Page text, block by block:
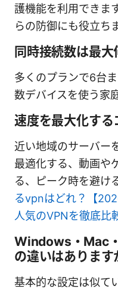
護機能を利用できま
らの防御にも役立ち
同時接続数は最大
多くのプランで6台
数デバイスを使う家
速度を最大化する
近い地域のサーバー
最適化する、動画や
る、ピーク時を避け
るvpnはどれ？【
人気のVPNを徹底比
Windows・Mac
の違いはあります
基本的な設定は似て